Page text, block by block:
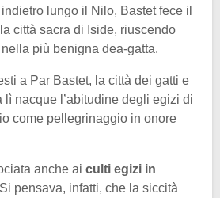
lungo il Nilo, Bastet fece il
città sacra di Iside, riuscendo
più benigna dea-gatta.
a Par Bastet, la città dei gatti e
lì nacque l’abitudine degli egizi di
come pellegrinaggio in onore
anche ai culti egizi in
pensava, infatti, che la siccità